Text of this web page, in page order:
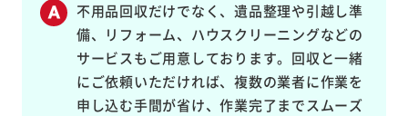
不用品回収だけでなく、遺品整理や引越し準
備、リフォーム、ハウスクリーニングなどの
サービスもご用意しております。回収と一緒
にご依頼いただければ、複数の業者に作業を
申し込む手間が省け、作業完了までスムーズ